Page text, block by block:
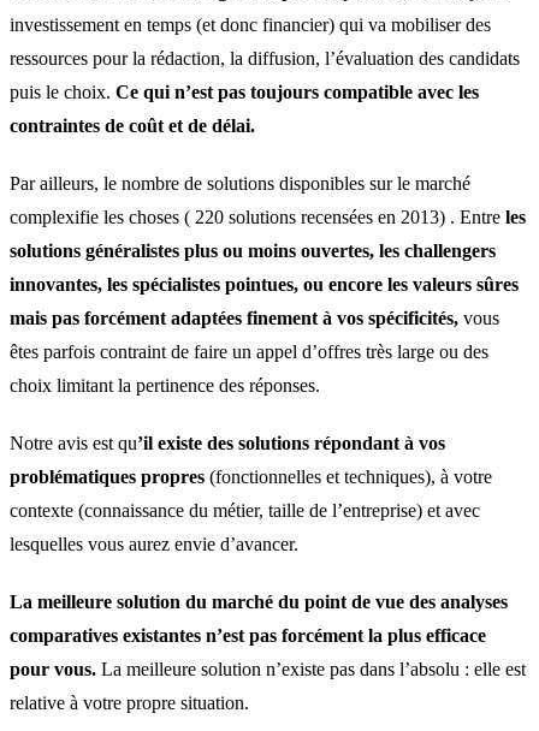
investissement en temps (et donc financier) qui va mobiliser des
ressources pour la rédaction, la diffusion, l’évaluation des candidats
puis le choix. Ce qui n’est pas toujours compatible avec les
contraintes de coût et de délai.
Par ailleurs, le nombre de solutions disponibles sur le marché
complexifie les choses ( 220 solutions recensées en 2013) . Entre les
solutions généralistes plus ou moins ouvertes, les challengers
innovantes, les spécialistes pointues, ou encore les valeurs sûres
mais pas forcément adaptées finement à vos spécificités, vous
êtes parfois contraint de faire un appel d’offres très large ou des
choix limitant la pertinence des réponses.
Notre avis est qu’il existe des solutions répondant à vos
problématiques propres (fonctionnelles et techniques), à votre
contexte (connaissance du métier, taille de l’entreprise) et avec
lesquelles vous aurez envie d’avancer.
La meilleure solution du marché du point de vue des analyses
comparatives existantes n’est pas forcément la plus efficace
pour vous. La meilleure solution n’existe pas dans l’absolu : elle est
relative à votre propre situation.